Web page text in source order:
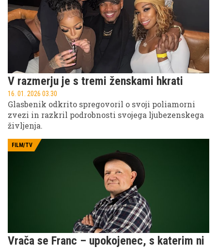
V razmerju je s tremi ženskami hkrati
16. 01. 2026 03.30
Glasbenik odkrito spregovoril o svoji poliamorni
zvezi in razkril podrobnosti svojega ljubezenskega
življenja.
FILM/TV
Vrača se Franc – upokojenec, s katerim ni